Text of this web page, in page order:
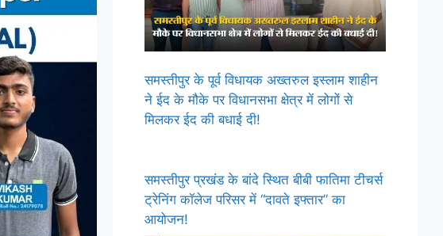
समस्तीपुर के पूर्व विधायक अख्तरुल इस्लाम शाहीन
ने ईद के मौके पर विधानसभा क्षेत्र में लोगों से
मिलकर ईद की बधाई दी!
समस्तीपुर प्रखंड के बांदे स्थित बीबी फातिमा टीचर्स
ट्रेनिंग कॉलेज परिसर में “दावते इफ्तार” का
आयोजन!